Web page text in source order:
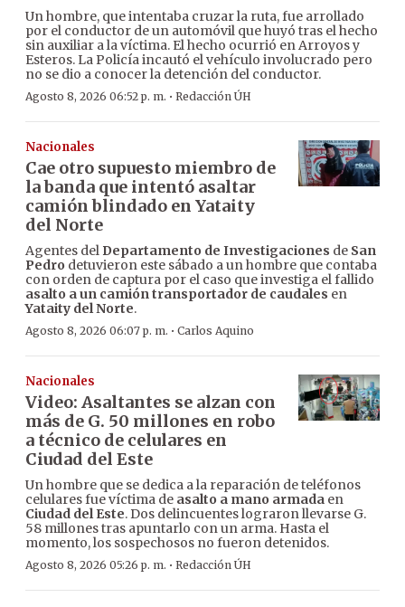
Un hombre, que intentaba cruzar la ruta, fue arrollado
por el conductor de un automóvil que huyó tras el hecho
sin auxiliar a la víctima. El hecho ocurrió en Arroyos y
Esteros. La Policía incautó el vehículo involucrado pero
no se dio a conocer la detención del conductor.
Agosto 8, 2026 06:52 p. m. · Redacción ÚH
Nacionales
Cae otro supuesto miembro de
la banda que intentó asaltar
camión blindado en Yataity
del Norte
Agentes del Departamento de Investigaciones de San
Pedro detuvieron este sábado a un hombre que contaba
con orden de captura por el caso que investiga el fallido
asalto a un camión transportador de caudales en
Yataity del Norte.
Agosto 8, 2026 06:07 p. m. · Carlos Aquino
Nacionales
Video: Asaltantes se alzan con
más de G. 50 millones en robo
a técnico de celulares en
Ciudad del Este
Un hombre que se dedica a la reparación de teléfonos
celulares fue víctima de asalto a mano armada en
Ciudad del Este. Dos delincuentes lograron llevarse G.
58 millones tras apuntarlo con un arma. Hasta el
momento, los sospechosos no fueron detenidos.
Agosto 8, 2026 05:26 p. m. · Redacción ÚH